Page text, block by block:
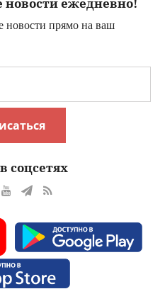
новости ежедневно!
новости прямо на ваш
соцсетях